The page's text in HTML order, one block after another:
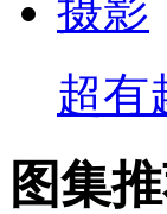
超有
图集